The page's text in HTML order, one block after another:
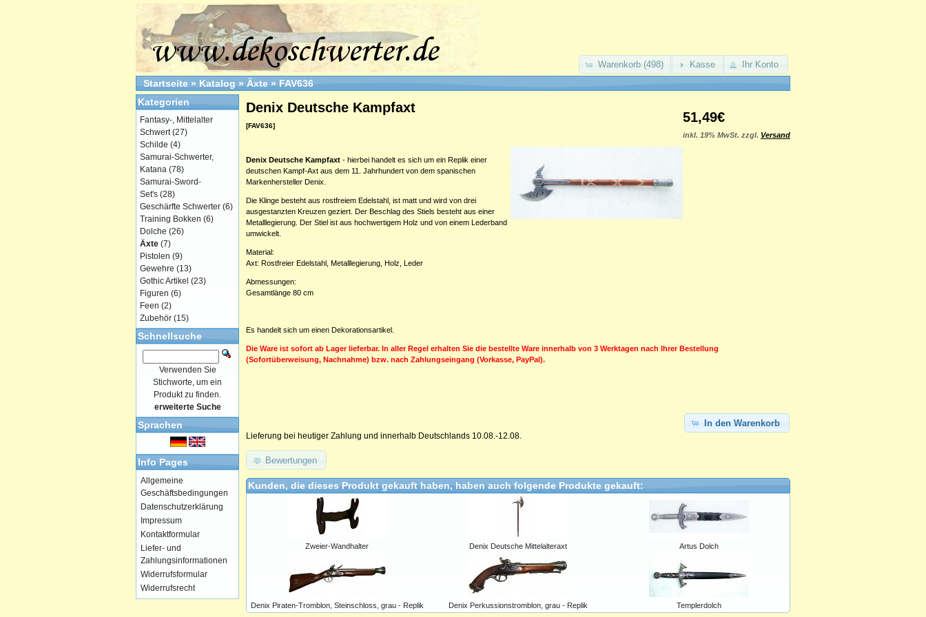
Warenkorb (498) Kasse Ihr Konto
Startseite » Katalog » Äxte » FAV636
51,49€
inkl. 19% MwSt. zzgl. Versand
Denix Deutsche Kampfaxt
[FAV636]
Denix Deutsche Kampfaxt - hierbei handelt es sich um ein Replik einer
deutschen Kampf-Axt aus dem 11. Jahrhundert von dem spanischen
Markenhersteller Denix.
Die Klinge besteht aus rostfreiem Edelstahl, ist matt und wird von drei
ausgestanzten Kreuzen geziert. Der Beschlag des Stiels besteht aus einer
Metalllegierung. Der Stiel ist aus hochwertigem Holz und von einem Lederband
umwickelt.
Material:
Axt: Rostfreier Edelstahl, Metalllegierung, Holz, Leder
Abmessungen:
Gesamtlänge 80 cm
Es handelt sich um einen Dekorationsartikel.
Die Ware ist sofort ab Lager lieferbar. In aller Regel erhalten Sie die bestellte Ware innerhalb von 3 Werktagen nach Ihrer Bestellung
(Sofortüberweisung, Nachnahme) bzw. nach Zahlungseingang (Vorkasse, PayPal).
In den Warenkorb
Lieferung bei heutiger Zahlung und innerhalb Deutschlands 10.08.-12.08.
Bewertungen
Kunden, die dieses Produkt gekauft haben, haben auch folgende Produkte gekauft:
Zweier-Wandhalter Denix Deutsche Mittelalteraxt Artus Dolch
Denix Piraten-Tromblon, Steinschloss, grau - Replik Denix Perkussionstromblon, grau - Replik Templerdolch
Kategorien
Fantasy-, Mittelalter
Schwert(27)
Schilde (4)
Samurai-Schwerter,
Katana (78)
Samurai-Sword-
Set's (28)
Geschärfte Schwerter (6)
Training Bokken (6)
Dolche (26)
Äxte (7)
Pistolen (9)
Gewehre (13)
Gothic Artikel (23)
Figuren (6)
Feen (2)
Zubehör (15)
Schnellsuche
Verwenden Sie
Stichworte, um ein
Produkt zu finden.
erweiterte Suche
Sprachen
Info Pages
Allgemeine
Geschäftsbedingungen
Datenschutzerklärung
Impressum
Kontaktformular
Liefer- und
Zahlungsinformationen
Widerrufsformular
Widerrufsrecht